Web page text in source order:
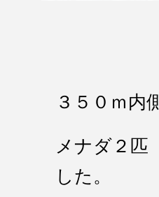
３５０ｍ
メナダ２
した。